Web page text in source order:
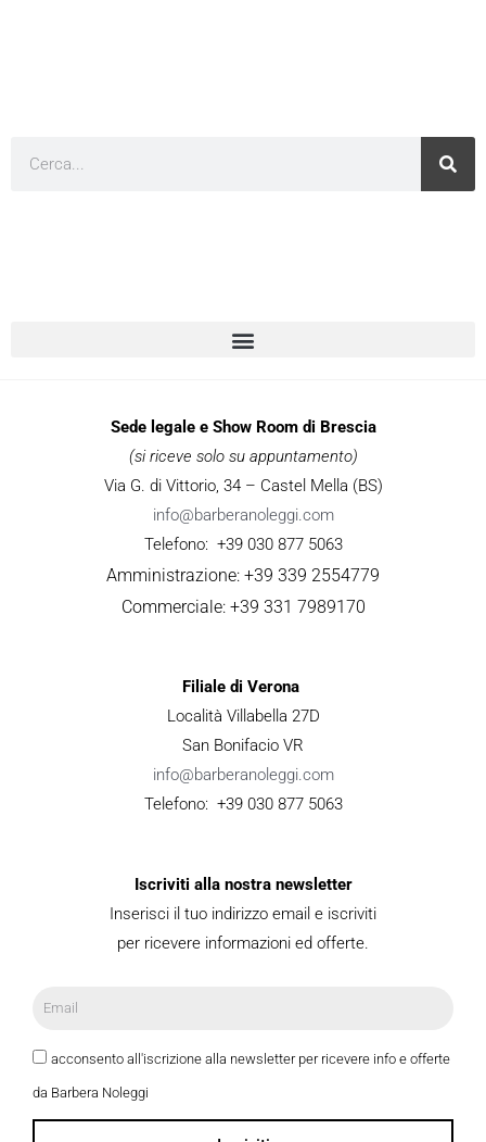
Cerca
Sede legale e Show Room di Brescia
(si riceve solo su appuntamento)
Via G. di Vittorio, 34 – Castel Mella (BS)
info@barberanoleggi.com
Telefono: +39 030 877 5063
Amministrazione: +39 339 2554779
Commerciale: +39 331 7989170
Filiale di Verona
Località Villabella 27D
San Bonifacio VR
info@barberanoleggi.com
Telefono: +39 030 877 5063
Iscriviti alla nostra newsletter
Inserisci il tuo indirizzo email e iscriviti
per ricevere informazioni ed offerte.
acconsento all'iscrizione alla newsletter per ricevere info e offerte
da Barbera Noleggi